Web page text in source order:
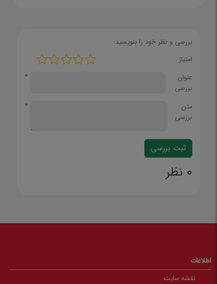
بررسی و نظر خود را بنویسید
امتیاز
عنوان
بررسی
*
متن
بررسی
*
0 نظر
اطلاعات
نقشه سایت